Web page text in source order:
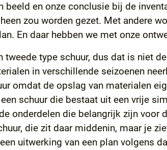
beeld en onze conclusie bij de
zou worden gezet. Met andere
En daar hebben we met onze
type schuur, dus dat is niet
in verschillende seizoenen
omdat de opslag van materialen
schuur die bestaat uit een vrije
onderdelen die belangrijk zijn voor
die zit daar middenin, maar je
uitwerking van een plan volgens